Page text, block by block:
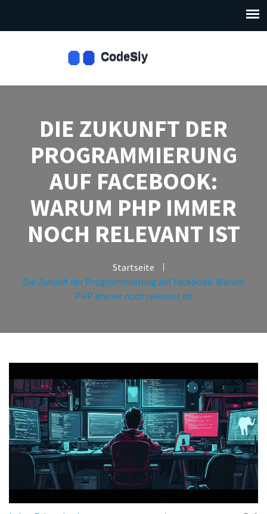
DIE ZUKUNFT DER
PROGRAMMIERUNG
AUF FACEBOOK:
WARUM PHP IMMER
NOCH RELEVANT IST
Startseite
Die Zukunft der Programmierung auf Facebook: Warum
PHP immer noch relevant ist